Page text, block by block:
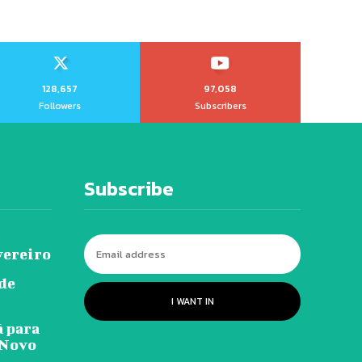
128,657
Followers
97,058
Subscribers
para
Subscribe
I WANT IN